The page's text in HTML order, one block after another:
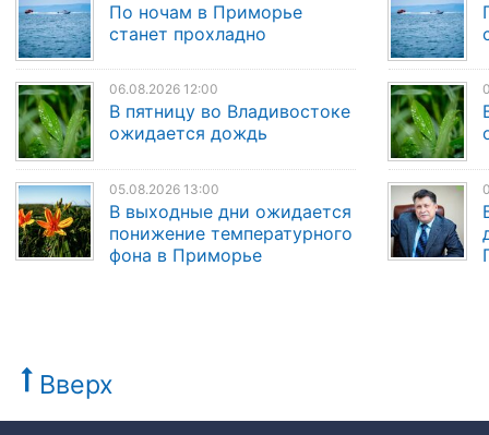
По ночам в Приморье
станет прохладно
06.08.2026 12:00
В пятницу во Владивостоке
ожидается дождь
05.08.2026 13:00
В выходные дни ожидается
понижение температурного
фона в Приморье
Вверх